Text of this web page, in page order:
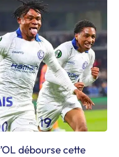
débourse cette